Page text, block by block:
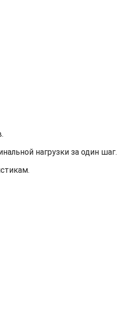
нагрузки за один шаг.